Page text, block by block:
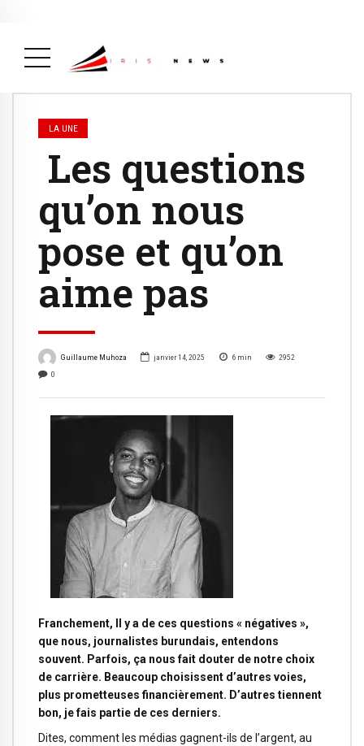
LA UNE
Les questions
qu’on nous
pose et qu’on
aime pas
Guillaume Muhoza janvier 14, 2025 6 min
2952
0
Franchement, Il y a de ces questions « négatives »,
que nous, journalistes burundais, entendons
souvent. Parfois, ça nous fait douter de notre choix
de carrière. Beaucoup choisissent d’autres voies,
plus prometteuses financièrement. D’autres tiennent
bon, je fais partie de ces derniers.
Dites, comment les médias gagnent-ils de l’argent, au